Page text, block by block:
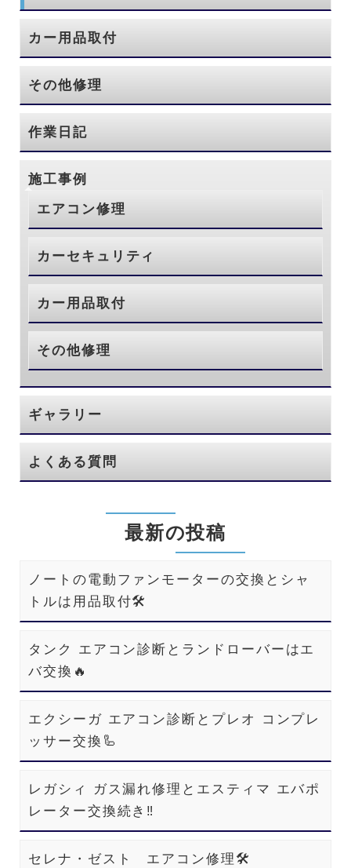
カー用品取付
その他修理
作業日記
施工事例
エアコン修理
カーセキュリティ
カー用品取付
その他修理
ギャラリー
よくある質問
最新の投稿
ノートの電動ファンモーターの交換とシャ
トルは用品取付🛠️
タンク エアコン診断とランドローバーはエ
バ交換🔥
エクシーガ エアコン診断とプレオ コンプレ
ッサー交換🦾
レガシィ ガス漏れ修理とエスティマ エバポ
レーター交換続き‼️
セレナ・ゼスト エアコン修理🛠️